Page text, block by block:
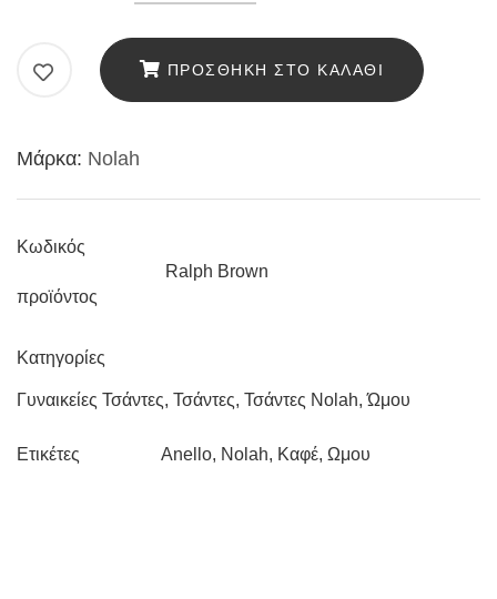
ΠΡΟΣΘΉΚΗ ΣΤΟ ΚΑΛΆΘΙ
Μάρκα: Nolah
Κωδικός
προϊόντος
Ralph Brown
Κατηγορίες
Γυναικείες Τσάντες, Τσάντες, Τσάντες Nolah,Ώμου
Ετικέτες Anello, Nolah, Καφέ, Ωμου